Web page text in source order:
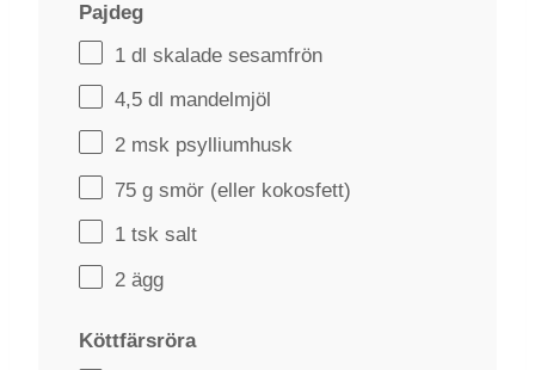
Pajdeg
1 dl skalade sesamfrön
4,5 dl mandelmjöl
2 msk psylliumhusk
75 g smör (eller kokosfett)
1 tsk salt
2 ägg
Köttfärsröra